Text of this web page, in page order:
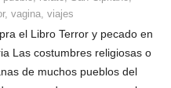
,vagina ,viajes
el Libro Terror y pecado en
Las costumbres religiosas o
de muchos pueblos del